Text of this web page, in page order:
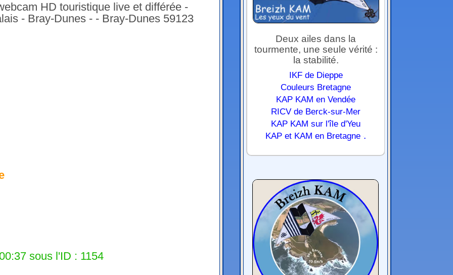
HD touristique live et différée -
- Bray-Dunes - - Bray-Dunes 59123
sous l'ID : 1154
Deux ailes dans la
tourmente, une seule vérité :
la stabilité.
IKF de Dieppe
Couleurs Bretagne
KAP KAM en Vendée
RICV de Berck-sur-Mer
KAP KAM sur l'île d'Yeu
KAP et KAM en Bretagne .